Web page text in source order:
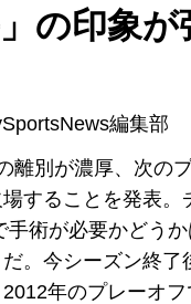
の印象
編集部
離別が濃厚、次の
することを発表
手術が必要かどう
。今シーズン終
年のプレーオ